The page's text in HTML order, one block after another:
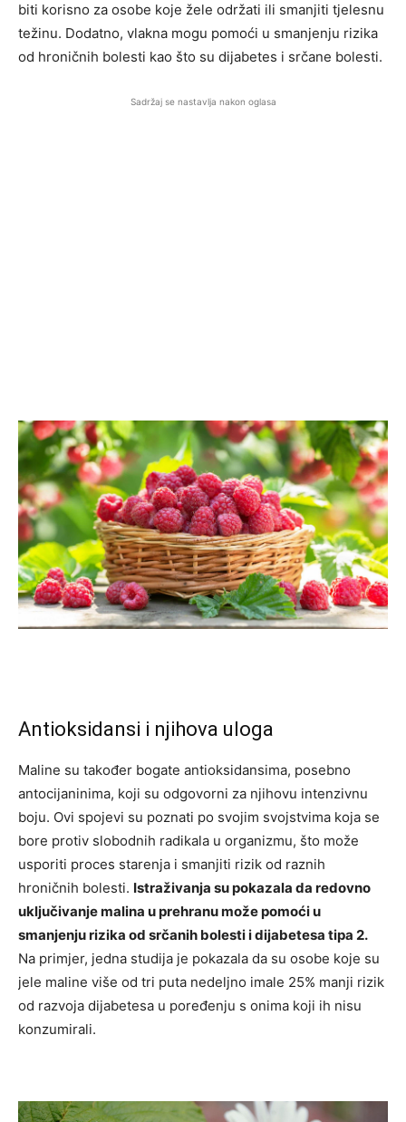
biti korisno za osobe koje žele održati ili smanjiti tjelesnu
težinu. Dodatno, vlakna mogu pomoći u smanjenju rizika
od hroničnih bolesti kao što su dijabetes i srčane bolesti.
Sadržaj se nastavlja nakon oglasa
Antioksidansi i njihova uloga
Maline su također bogate antioksidansima, posebno
antocijaninima, koji su odgovorni za njihovu intenzivnu
boju. Ovi spojevi su poznati po svojim svojstvima koja se
bore protiv slobodnih radikala u organizmu, što može
usporiti proces starenja i smanjiti rizik od raznih
hroničnih bolesti. Istraživanja su pokazala da redovno
uključivanje malina u prehranu može pomoći u
smanjenju rizika od srčanih bolesti i dijabetesa tipa 2.
Na primjer, jedna studija je pokazala da su osobe koje su
jele maline više od tri puta nedeljno imale 25% manji rizik
od razvoja dijabetesa u poređenju s onima koji ih nisu
konzumirali.